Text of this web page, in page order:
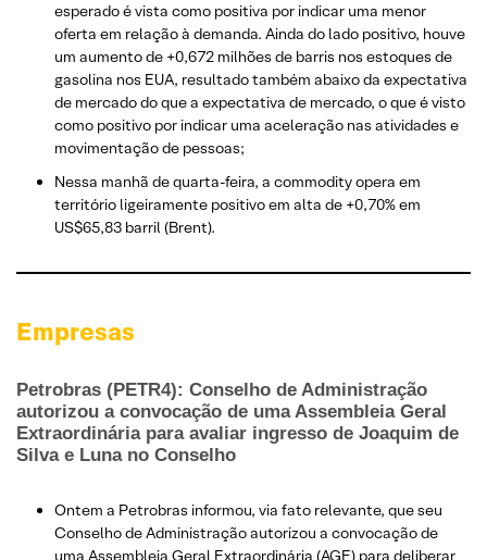
esperado é vista como positiva por indicar uma menor
oferta em relação à demanda. Ainda do lado positivo, houve
um aumento de +0,672 milhões de barris nos estoques de
gasolina nos EUA, resultado também abaixo da expectativa
de mercado do que a expectativa de mercado, o que é visto
como positivo por indicar uma aceleração nas atividades e
movimentação de pessoas;
Nessa manhã de quarta-feira, a commodity opera em
território ligeiramente positivo em alta de +0,70% em
US$65,83 barril (Brent).
Empresas
Petrobras (PETR4): Conselho de Administração
autorizou a convocação de uma Assembleia Geral
Extraordinária para avaliar ingresso de Joaquim de
Silva e Luna no Conselho
Ontem a Petrobras informou, via fato relevante, que seu
Conselho de Administração autorizou a convocação de